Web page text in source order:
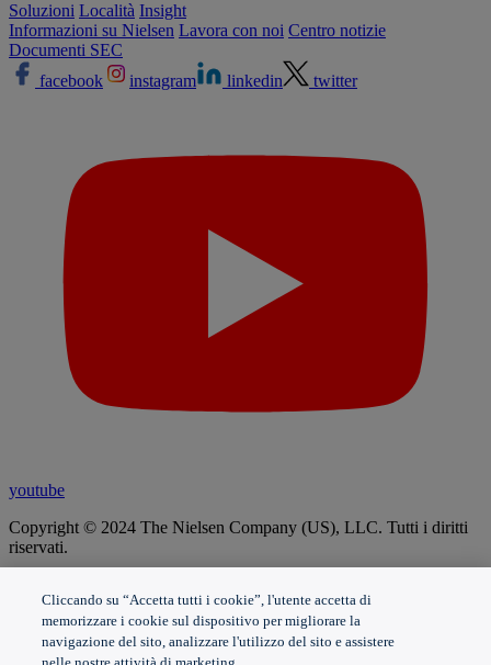
Soluzioni Località Insight
Informazioni su Nielsen Lavora con noi Centro notizie
Documenti SEC
facebook
instagram linkedin twitter
youtube
Copyright © 2024 The Nielsen Company (US), LLC. Tutti i diritti
riservati.
condividere i miei dati personali
Limitare l'uso dei miei dati personali sensibili
Nielsen Marketing Cloud Informativa sulla privacy|Helpline
Cliccando su “Accetta tutti i cookie”, l'utente accetta di
memorizzare i cookie sul dispositivo per migliorare la
navigazione del sito, analizzare l'utilizzo del sito e assistere